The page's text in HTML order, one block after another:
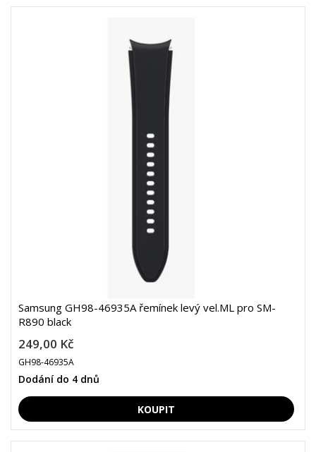
Samsung GH98-46935A řemínek levý vel.ML pro SM-
R890 black
249,00 Kč
GH98-46935A
Dodání do 4 dnů